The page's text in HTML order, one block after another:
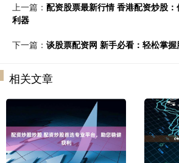
上一篇： 配资股票最新行情 香港配资炒股
利器
下一篇： 谈股票配资网 新手必看：轻松掌
相关文章